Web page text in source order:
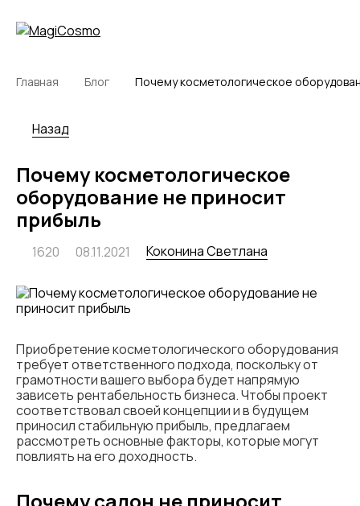
Главная Блог Почему косметологическое
Назад
Почему косметологическое
оборудование не приносит
прибыль
1620 08.11.2021 Коконина Светлана
Приобретение косметологического оборудования
требует ответственного подхода, поскольку от
грамотности вашего выбора будет напрямую
зависеть рентабельность бизнеса. Чтобы проект
соответствовал своей концепции и в будущем
приносил стабильную прибыль, предлагаем
рассмотреть основные факторы, которые могут
повлиять на его доходность.